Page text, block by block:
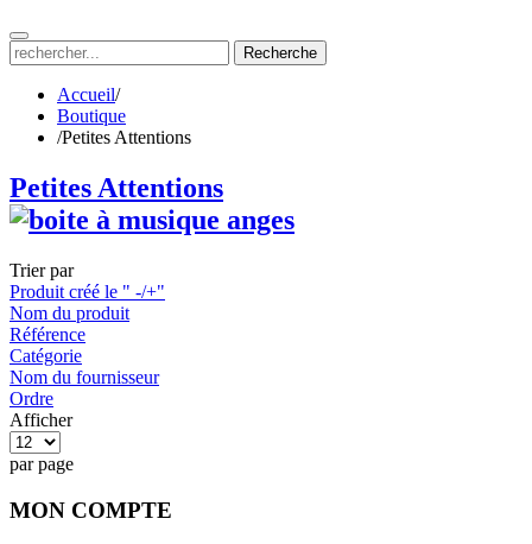
Recherche
Accueil/
Boutique
/Petites Attentions
Petites Attentions
Trier par
Produit créé le " -/+"
Nom du produit
Référence
Catégorie
Nom du fournisseur
Ordre
Afficher
par page
MON COMPTE